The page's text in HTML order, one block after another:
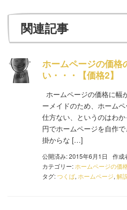
関連記事
ホームページの価格
い・・・【価格2】
ホームページの価格に幅
ーメイドのため、ホーム
仕方ない、というのはわ
円でホームページを自作
掛からな […]
公開済み: 2015年6月1日 作成
カテゴリー:ホームページの価
タグ:つくば,ホームページ,解